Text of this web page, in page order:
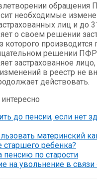
обращения
необходимые
лиц и до
о своем решении
которого производится
решении
застрахованное
в реестр не
действовать.
до пенсии, если нет
материнский
старшего ребенка?
пенсию по старости
на увольнение в